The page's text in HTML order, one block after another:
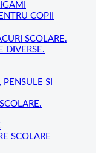
COPII
SCOLARE.
DIVERSE.
SI
SCOLARE